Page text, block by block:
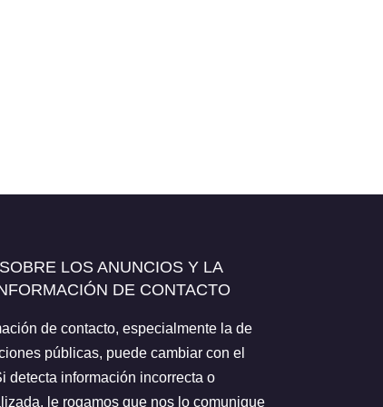
SOBRE LOS ANUNCIOS Y LA
DE CONTACTO
de contacto, especialmente la de
públicas, puede cambiar con el
detecta información incorrecta o
le rogamos que nos lo comunique